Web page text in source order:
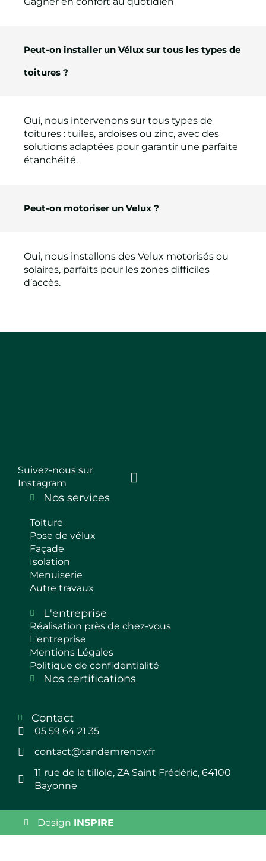
Peut-on installer un Vélux sur tous les types de
toitures ?
Oui, nous intervenons sur tous types de
toitures : tuiles, ardoises ou zinc, avec des
solutions adaptées pour garantir une parfaite
étanchéité.
Peut-on motoriser un Velux ?
Oui, nous installons des Velux motorisés ou
solaires, parfaits pour les zones difficiles
d’accès.
Suivez-nous sur
Instagram
Nos services
Toiture
Pose de vélux
Façade
Isolation
Menuiserie
Autre travaux
L'entreprise
Réalisation près de chez-vous
L'entreprise
Mentions Légales
Politique de confidentialité
Nos certifications
Contact
05 59 64 21 35
contact@tandemrenov.fr
11 rue de la tillole, ZA Saint Frédéric, 64100
Bayonne
Design INSPIRE